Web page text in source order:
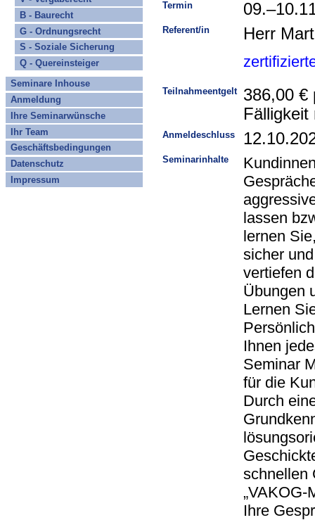
B - Baurecht
G - Ordnungsrecht
S - Soziale Sicherung
Q - Quereinsteiger
Seminare Inhouse
Anmeldung
Ihre Seminarwünsche
Ihr Team
Geschäftsbedingungen
Datenschutz
Impressum
Termin
Referent/in Herr
Teilnahmeentgelt
386,00 €
Fälligkeit
Anmeldeschluss
Seminarinhalte
lassen
lernen
sicher
vertiefen
Übungen
Lernen
Ihnen
Seminar
für die
Durch
schnellen
„VAKOG-
Ihre